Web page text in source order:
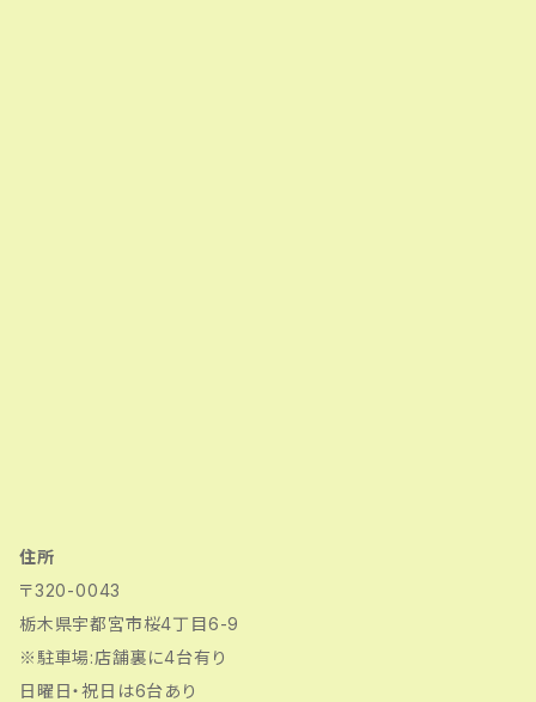
住所
〒320-0043
栃木県宇都宮市桜4丁目6-9
※駐車場:店舗裏に4台有り
日曜日・祝日は6台あり